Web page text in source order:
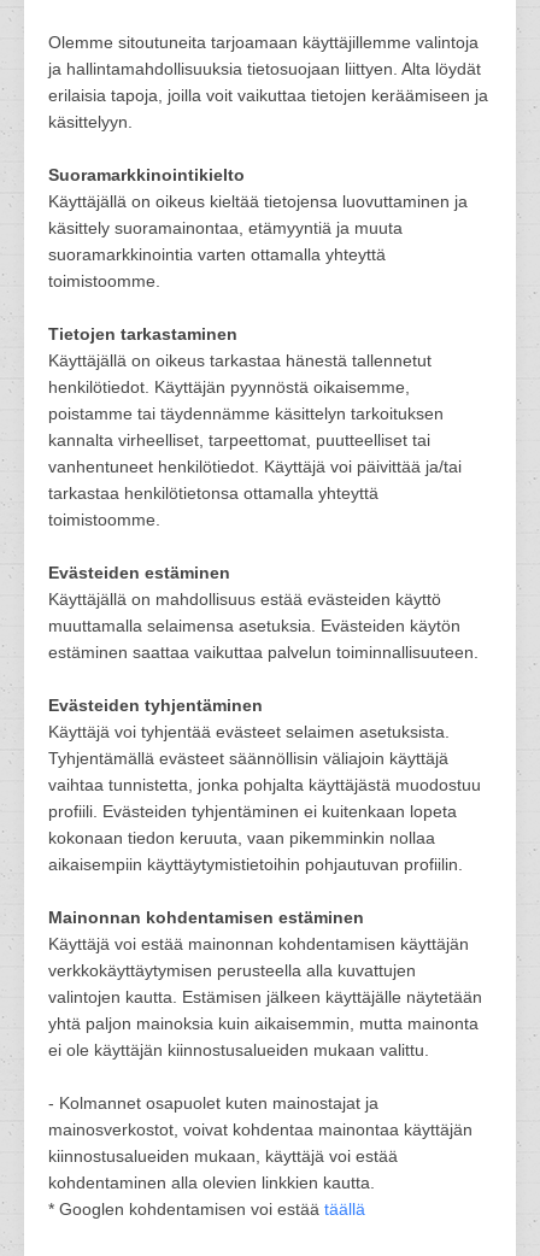
Olemme sitoutuneita tarjoamaan käyttäjillemme valintoja
ja hallintamahdollisuuksia tietosuojaan liittyen. Alta löydät
erilaisia tapoja, joilla voit vaikuttaa tietojen keräämiseen ja
käsittelyyn.
Suoramarkkinointikielto
Käyttäjällä on oikeus kieltää tietojensa luovuttaminen ja
käsittely suoramainontaa, etämyyntiä ja muuta
suoramarkkinointia varten ottamalla yhteyttä
toimistoomme.
Tietojen tarkastaminen
Käyttäjällä on oikeus tarkastaa hänestä tallennetut
henkilötiedot. Käyttäjän pyynnöstä oikaisemme,
poistamme tai täydennämme käsittelyn tarkoituksen
kannalta virheelliset, tarpeettomat, puutteelliset tai
vanhentuneet henkilötiedot. Käyttäjä voi päivittää ja/tai
tarkastaa henkilötietonsa ottamalla yhteyttä
toimistoomme.
Evästeiden estäminen
Käyttäjällä on mahdollisuus estää evästeiden käyttö
muuttamalla selaimensa asetuksia. Evästeiden käytön
estäminen saattaa vaikuttaa palvelun toiminnallisuuteen.
Evästeiden tyhjentäminen
Käyttäjä voi tyhjentää evästeet selaimen asetuksista.
Tyhjentämällä evästeet säännöllisin väliajoin käyttäjä
vaihtaa tunnistetta, jonka pohjalta käyttäjästä muodostuu
profiili. Evästeiden tyhjentäminen ei kuitenkaan lopeta
kokonaan tiedon keruuta, vaan pikemminkin nollaa
aikaisempiin käyttäytymistietoihin pohjautuvan profiilin.
Mainonnan kohdentamisen estäminen
Käyttäjä voi estää mainonnan kohdentamisen käyttäjän
verkkokäyttäytymisen perusteella alla kuvattujen
valintojen kautta. Estämisen jälkeen käyttäjälle näytetään
yhtä paljon mainoksia kuin aikaisemmin, mutta mainonta
ei ole käyttäjän kiinnostusalueiden mukaan valittu.
- Kolmannet osapuolet kuten mainostajat ja
mainosverkostot, voivat kohdentaa mainontaa käyttäjän
kiinnostusalueiden mukaan, käyttäjä voi estää
kohdentaminen alla olevien linkkien kautta.
* Googlen kohdentamisen voi estää täällä